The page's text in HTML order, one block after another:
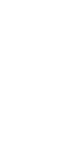
5歳階級）別配
中地区の推移」